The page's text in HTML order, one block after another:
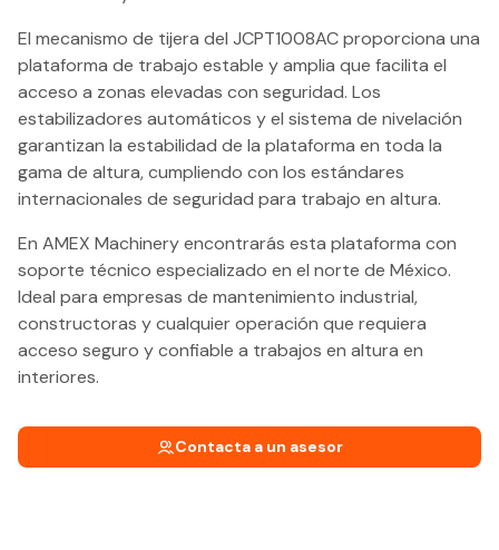
El mecanismo de tijera del JCPT1008AC proporciona una
plataforma de trabajo estable y amplia que facilita el
acceso a zonas elevadas con seguridad. Los
estabilizadores automáticos y el sistema de nivelación
garantizan la estabilidad de la plataforma en toda la
gama de altura, cumpliendo con los estándares
internacionales de seguridad para trabajo en altura.
En AMEX Machinery encontrarás esta plataforma con
soporte técnico especializado en el norte de México.
Ideal para empresas de mantenimiento industrial,
constructoras y cualquier operación que requiera
acceso seguro y confiable a trabajos en altura en
interiores.
Contacta a un asesor